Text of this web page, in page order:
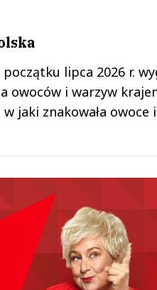
lipca 2026 r.
owoców i warzyw
jaki znakowała owoce